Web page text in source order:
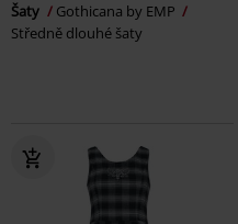
Šaty
Gothicana by EMP
Středně dlouhé šaty